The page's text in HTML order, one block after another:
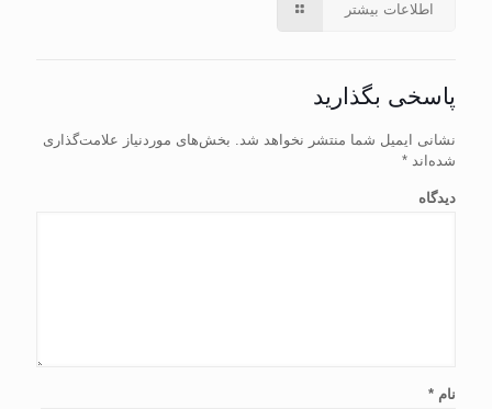
اطلاعات بیشتر
پاسخی بگذارید
نشانی ایمیل شما منتشر نخواهد شد. بخش‌های موردنیاز علامت‌گذاری
شده‌اند *
دیدگاه
نام *